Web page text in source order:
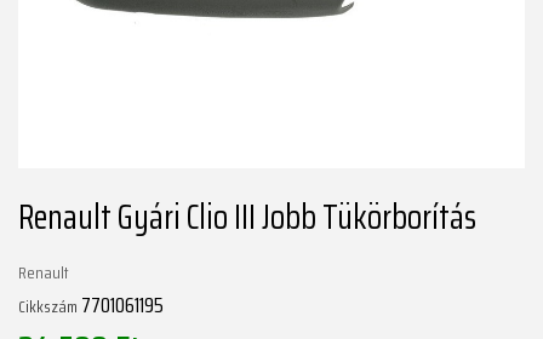
Renault Gyári Clio III Jobb Tükörborítás
Renault
Cikkszám 7701061195